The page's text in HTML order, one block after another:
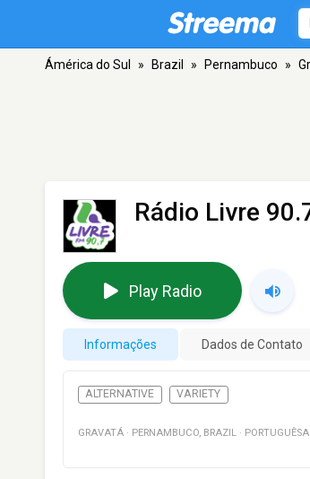
Ámérica do Sul » Brazil » Pernambuco »
Rádio Livre
Play Radio
Informações Dados de Contato
ALTERNATIVE VARIETY
GRAVATÁ · PERNAMBUCO, BRAZIL · PORTUGUÊSA